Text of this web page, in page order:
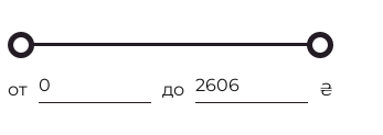
от до ₴